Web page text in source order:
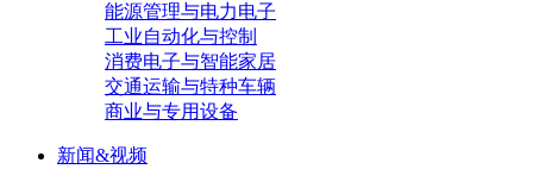
能源管理与电力电子
工业自动化与控制
消费电子与智能家居
交通运输与特种车辆
商业与专用设备
新闻&视频